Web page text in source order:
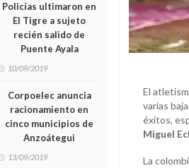
Policías ultimaron en
El Tigre a sujeto
recién salido de
Puente Ayala
10/09/2019
Corpoelec anuncia
racionamiento en
cinco municipios de
Anzoátegui
13/09/2019
El
varias
éxitos,
Miguel
La